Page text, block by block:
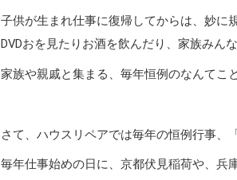
子供が生まれ仕事に復帰してからは、妙に
DVDおを見たりお酒を飲んだり、家族みん
家族や親戚と集まる、毎年恒例のなんてこ
さて、ハウスリペアでは毎年の恒例行事、
毎年仕事始めの日に、京都伏見稲荷や、兵